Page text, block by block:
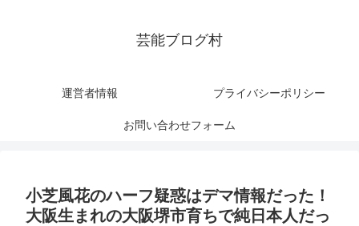
芸能ブログ村
運営者情報 プライバシーポリシー
お問い合わせフォーム
小芝風花のハーフ疑惑はデマ情報だった！
大阪生まれの大阪堺市育ちで純日本人だっ